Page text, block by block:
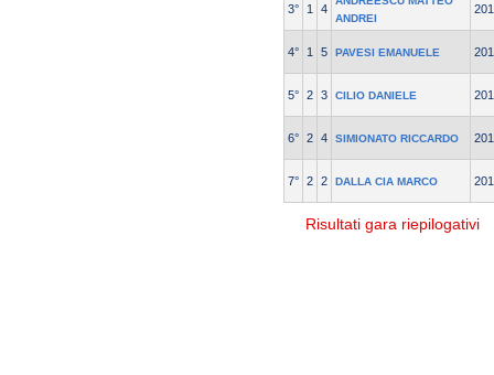
3° 1 4
ANDREI
4° 1 5 PAVESI EMANUELE
5° 2 3 CILIO DANIELE
6° 2 4 SIMIONATO RICCARDO
7° 2 2 DALLA CIA MARCO
Risultati gara riepilogativi